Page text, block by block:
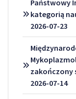
Państwowy
kategorią
2026-07-23
zakończony
2026-07-14